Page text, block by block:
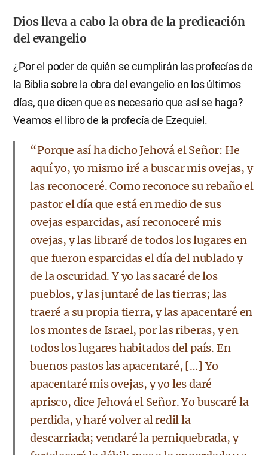
Dios lleva a cabo la obra de la predicación
del evangelio
¿Por el poder de quién se cumplirán las profecías de
la Biblia sobre la obra del evangelio en los últimos
días, que dicen que es necesario que así se haga?
Veamos el libro de la profecía de Ezequiel.
“Porque así ha dicho Jehová el Señor: He
aquí yo, yo mismo iré a buscar mis ovejas, y
las reconoceré. Como reconoce su rebaño el
pastor el día que está en medio de sus
ovejas esparcidas, así reconoceré mis
ovejas, y las libraré de todos los lugares en
que fueron esparcidas el día del nublado y
de la oscuridad. Y yo las sacaré de los
pueblos, y las juntaré de las tierras; las
traeré a su propia tierra, y las apacentaré en
los montes de Israel, por las riberas, y en
todos los lugares habitados del país. En
buenos pastos las apacentaré, […] Yo
apacentaré mis ovejas, y yo les daré
aprisco, dice Jehová el Señor. Yo buscaré la
perdida, y haré volver al redil la
descarriada; vendaré la perniquebrada, y